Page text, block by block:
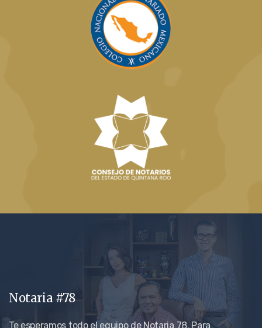
Notaria #78
Te esperamos todo el equipo de Notaria 78. Para